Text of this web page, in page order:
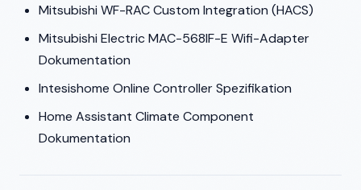
Mitsubishi WF-RAC Custom Integration (HACS)
Mitsubishi Electric MAC-568IF-E Wifi-Adapter
Dokumentation
Intesishome Online Controller Spezifikation
Home Assistant Climate Component
Dokumentation